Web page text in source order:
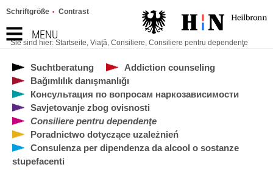
MENU
Schriftgröße Contrast
Sie sind hier: Startseite, Viaţă, Consiliere, Consiliere pentru dependenţe
Suchtberatung
Addiction counseling
Bağımlılık danışmanlığı
Консультация по вопросам наркозависимости
Savjetovanje zbog ovisnosti
Consiliere pentru dependenţe
Poradnictwo dotyczące uzależnień
Consulenza per dipendenza da alcool o sostanze
stupefacenti